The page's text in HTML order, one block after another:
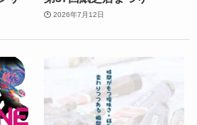
2026年7月12日